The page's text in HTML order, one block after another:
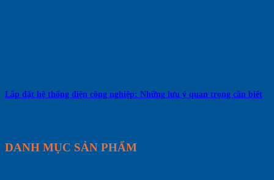
Lắp đặt hệ thống điện công nghiệp: Những lưu ý quan trọng cần biết
DANH MỤC SẢN PHẨM